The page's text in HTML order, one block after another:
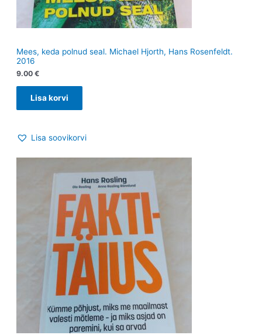
Mees, keda polnud seal. Michael Hjorth, Hans Rosenfeldt.
2016
9.00 €
Lisa korvi
Lisa soovikorvi